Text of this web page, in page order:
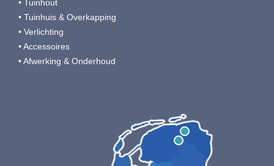
• Tuinhout
• Tuinhuis & Overkapping
• Verlichting
• Accessoires
• Afwerking & Onderhoud